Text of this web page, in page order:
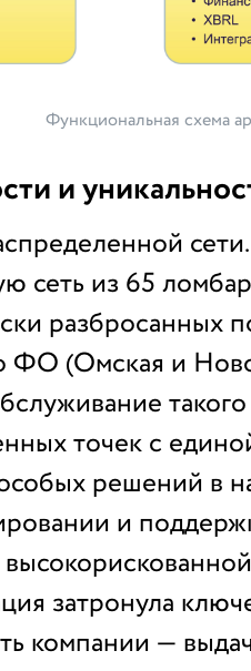
Функциональная схема
и
сеть из 65
разбросанных
ФО (Омская и
точек с
решений в
и
затронула
компании —